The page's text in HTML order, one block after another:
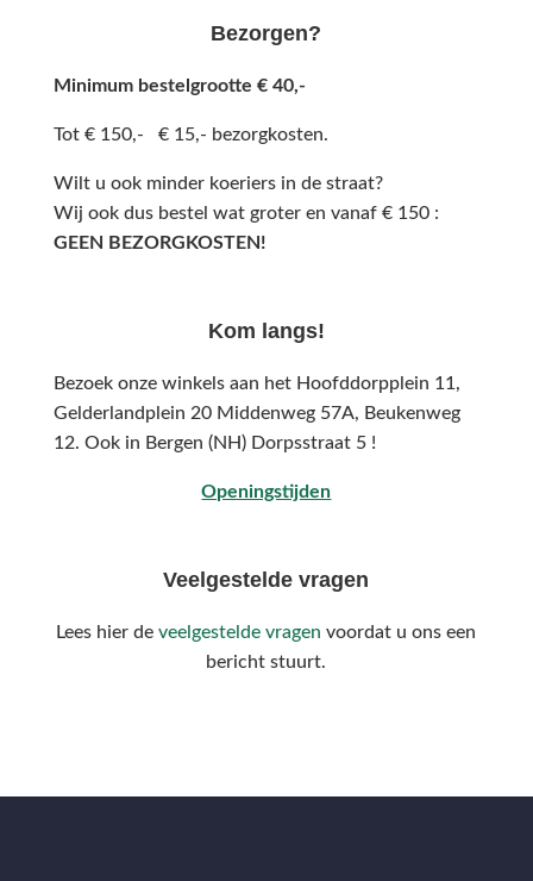
Bezorgen?
Minimum bestelgrootte € 40,-
Tot € 150,- € 15,- bezorgkosten.
Wilt u ook minder koeriers in de straat?
Wij ook dus bestel wat groter en vanaf € 150 :
GEEN BEZORGKOSTEN!
Kom langs!
Bezoek onze winkels aan het Hoofddorpplein 11,
Gelderlandplein 20 Middenweg 57A, Beukenweg
12. Ook in Bergen (NH) Dorpsstraat 5 !
Openingstijden
Veelgestelde vragen
Lees hier deveelgestelde vragen voordat u ons een
bericht stuurt.